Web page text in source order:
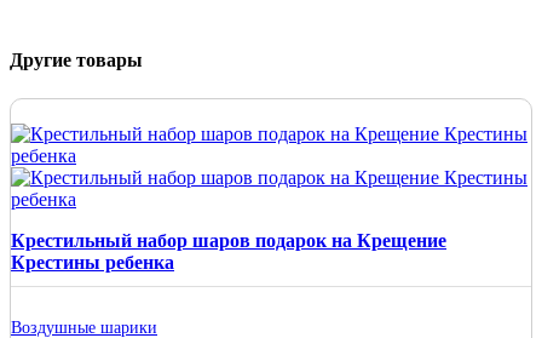
Другие товары
Крестильный набор шаров подарок на Крещение
Крестины ребенка
Воздушные шарики